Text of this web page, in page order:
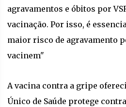
agravamentos e óbitos por
vacinação. Por isso, é
maior risco de agravamento
vacinem"
A vacina contra a gripe
Único de Saúde protege